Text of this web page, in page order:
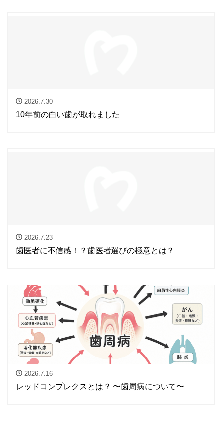
2026.7.30
10年前の白い歯が取れました
2026.7.23
歯医者に不信感！？歯医者選びの極意とは？
2026.7.16
レッドコンプレクスとは？ 〜歯周病について〜